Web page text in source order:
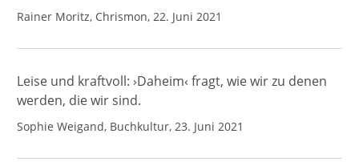
Rainer Moritz, Chrismon, 22. Juni 2021
Leise und kraftvoll: ›Daheim‹ fragt, wie wir zu denen
werden, die wir sind.
Sophie Weigand, Buchkultur, 23. Juni 2021